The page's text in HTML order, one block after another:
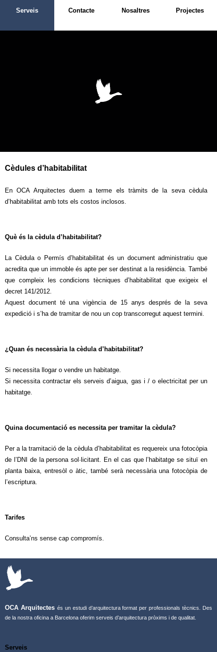
Serveis Contacte Nosaltres Projectes
Cèdules d’habitabilitat
En OCA Arquitectes duem a terme els tràmits de la seva cèdula
d’habitabilitat amb tots els costos inclosos.
Què és la cèdula d’habitabilitat?
La Cèdula o Permís d’habitabilitat és un document administratiu que
acredita que un immoble és apte per ser destinat a la residència. També
que compleix les condicions tècniques d’habitabilitat que exigeix el
decret 141/2012.
Aquest document té una vigència de 15 anys després de la seva
expedició i s’ha de tramitar de nou un cop transcorregut aquest termini.
¿Quan és necessària la cèdula d’habitabilitat?
Si necessita llogar o vendre un habitatge.
Si necessita contractar els serveis d’aigua, gas i / o electricitat per un
habitatge.
Quina documentació es necessita per tramitar la cèdula?
Per a la tramitació de la cèdula d’habitabilitat es requereix una fotocòpia
de l’DNI de la persona sol·licitant. En el cas que l’habitatge se situï en
planta baixa, entresòl o àtic, també serà necessària una fotocòpia de
l’escriptura.
Tarifes
Consulta’ns sense cap compromís.
OCA Arquitectes és un estudi d’arquitectura format per professionals tècnics. Des
de la nostra oficina a Barcelona oferim serveis d’arquitectura pròxims i de qualitat.
Serveis